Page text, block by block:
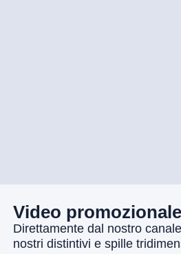
Video promozionale
Direttamente dal nostro
nostri distintivi e spille